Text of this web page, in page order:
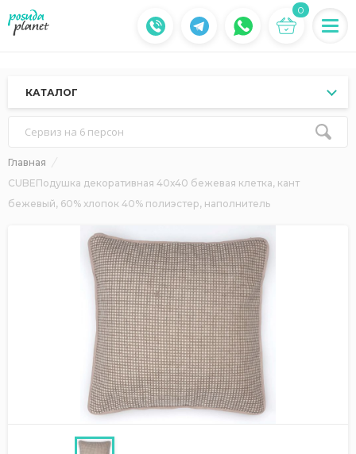
0
КАТАЛОГ
Сервиз на 6 персон
Главная
CUBEПодушка декоративная 40х40 бежевая клетка, кант
бежевый, 60% хлопок 40% полиэстер, наполнитель